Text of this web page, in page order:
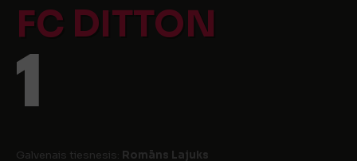
FC DITTON
1
Galvenais tiesnesis: Romāns Lajuks